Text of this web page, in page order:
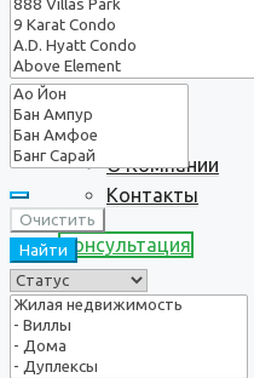
О нас
О Компании
Контакты
Консультация
Очистить
Найти